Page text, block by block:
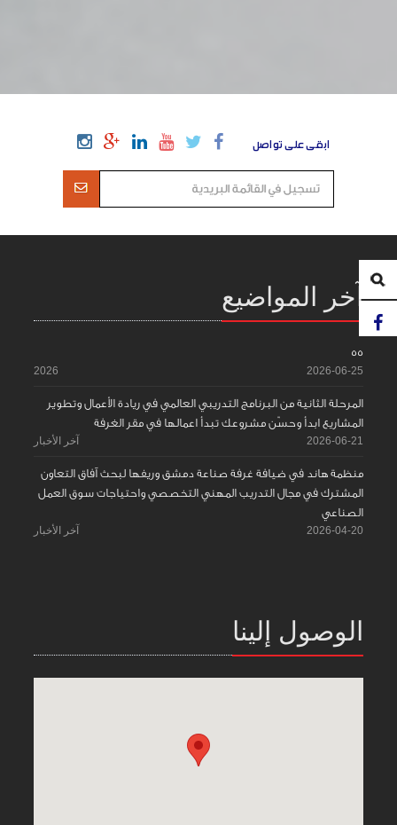
ابقى على تواصل
آخر المواضيع
55
2026-06-25
2026
المرحلة الثانية من البرنامج التدريبي العالمي في ريادة الأعمال وتطوير
المشاريع ابدأ وحسّن مشروعك تبدأ اعمالها في مقر الغرفة
2026-06-21 آخر الأخبار
منظمة هاند في ضيافة غرفة صناعة دمشق وريفها لبحث آفاق التعاون
المشترك في مجال التدريب المهني التخصصي واحتياجات سوق العمل
الصناعي
2026-04-20 آخر الأخبار
الوصول إلينا